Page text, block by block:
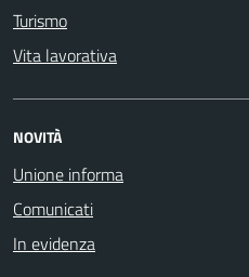
Turismo
Vita lavorativa
NOVITÀ
Unione informa
Comunicati
In evidenza